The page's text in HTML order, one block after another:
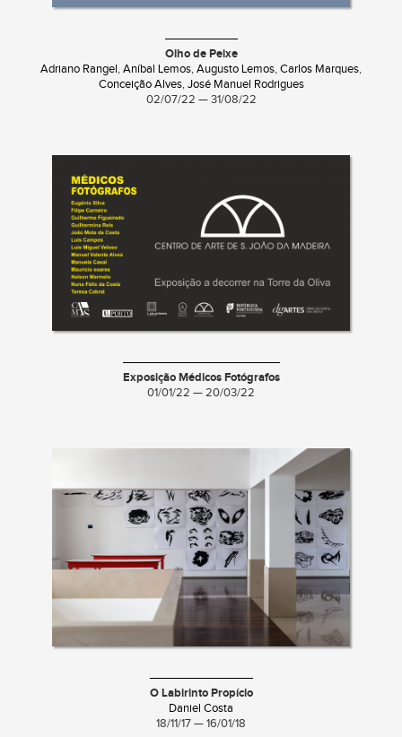
Olho de Peixe
Adriano Rangel, Aníbal Lemos, Augusto Lemos, Carlos Marques,
Conceição Alves, José Manuel Rodrigues
02/07/22 — 31/08/22
Exposição Médicos Fotógrafos
01/01/22 — 20/03/22
O Labirinto Propício
Daniel Costa
18/11/17 — 16/01/18